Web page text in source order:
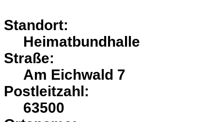
Standort:
Heimatbundhalle
Straße:
Am Eichwald 7
Postleitzahl:
63500